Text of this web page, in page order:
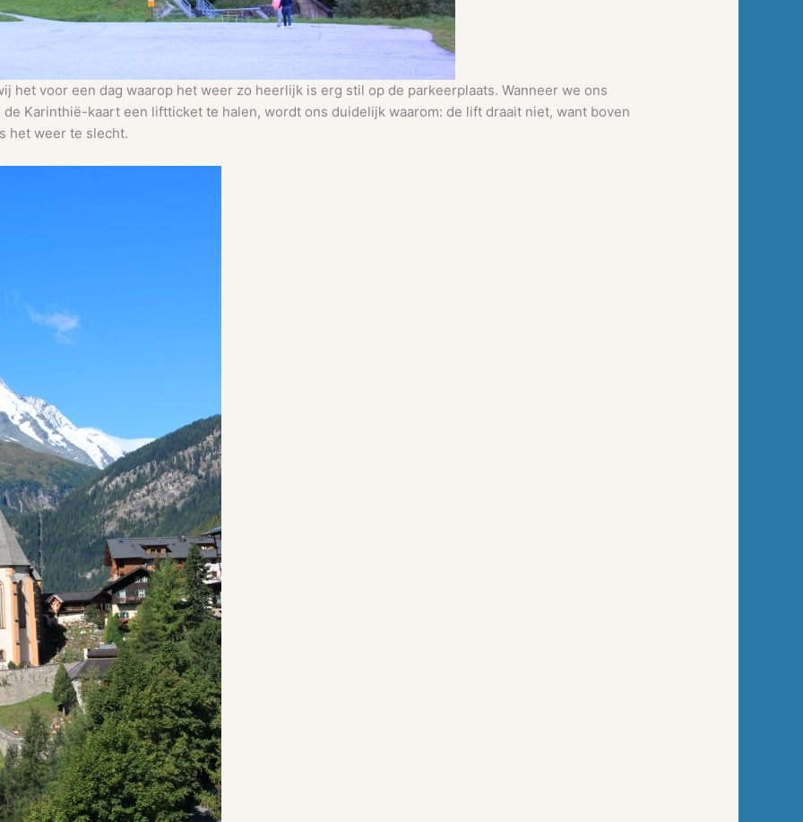
het voor een dag waarop het weer zo heerlijk is erg stil op de parkeerplaats. Wanneer we ons
Karinthië-kaart een liftticket te halen, wordt ons duidelijk waarom: de lift draait niet, want boven
het weer te slecht.